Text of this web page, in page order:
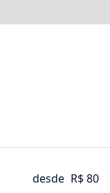
desde R$ 80